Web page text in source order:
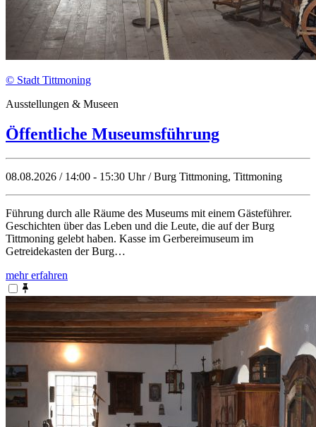
© Stadt Tittmoning
Ausstellungen & Museen
Öffentliche Museumsführung
08.08.2026 / 14:00 - 15:30 Uhr / Burg Tittmoning, Tittmoning
Führung durch alle Räume des Museums mit einem Gästeführer.
Geschichten über das Leben und die Leute, die auf der Burg
Tittmoning gelebt haben. Kasse im Gerbereimuseum im
Getreidekasten der Burg…
mehr erfahren